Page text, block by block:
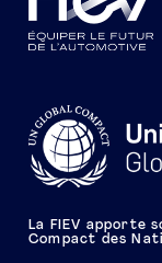
La FIEV apporte
Compact des